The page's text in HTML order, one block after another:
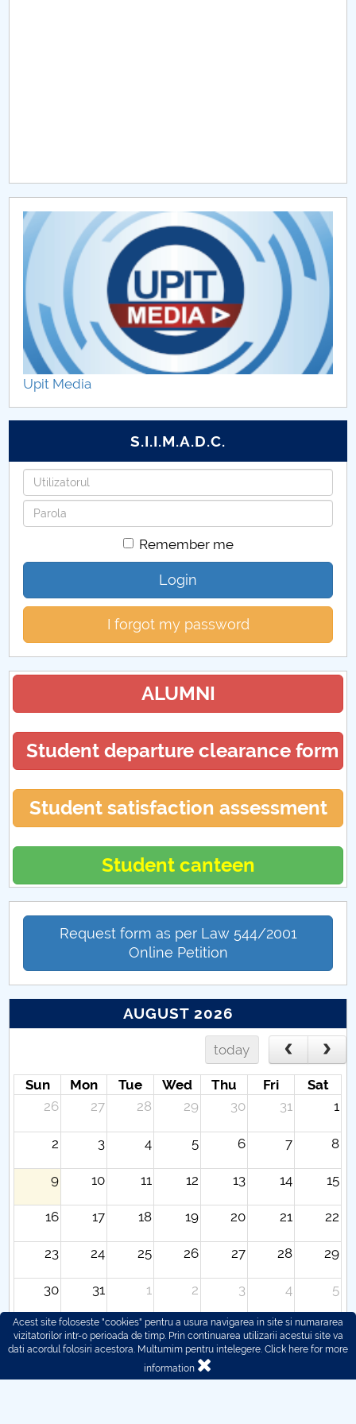
Chestionar angajabilitate ALUMNI – UPB
CAR2026
MENIU CANTINA
Proiecte PEO
Proiecte Erasmus+
Upit Media
S.I.I.M.A.D.C.
Username
Password
Remember me
Login
I forgot my password
ALUMNI
Student departure clearance form
Student satisfaction assessment
Student canteen
Request form as per Law 544/2001
Online Petition
AUGUST 2026
today
Sun Mon Tue Wed Thu Fri
Sat
26
27 28 29 30 31 1
2 3 4 5 6 7 8
9 10 11 12 13 14 15
16 17 18 19 20 21 22
23 24 25 26 27 28 29
30 31 1 2 3 4 5
Acest site foloseste "cookies" pentru a usura navigarea in site si numararea
vizitatorilor intr-o perioada de timp. Prin continuarea utilizarii acestui site va
dati acordul folosiri acestora. Multumim pentru intelegere. Click here for more
information